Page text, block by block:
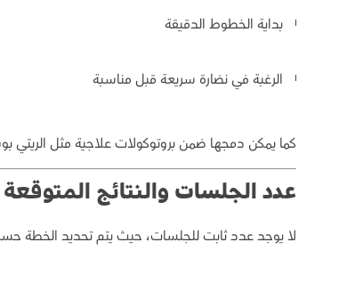
بداية الخطوط الدقيقة
الرغبة في نضارة سريعة قبل مناسبة
كما يمكن دمجها ضمن بروتوكولات علاجية مثل الريتي
عدد الجلسات والنتائج المتوقعة
لا يوجد عدد ثابت للجلسات، حيث يتم تحديد الخطة